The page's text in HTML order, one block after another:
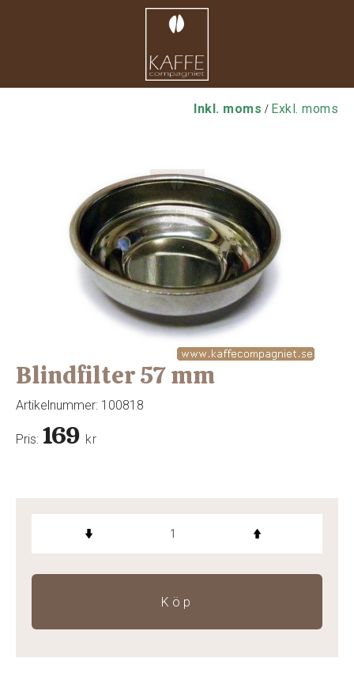
Inkl. moms / Exkl. moms
Blindfilter 57 mm
Artikelnummer: 100818
Pris: 169 kr
Köp